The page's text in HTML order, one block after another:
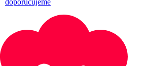
doporučujeme